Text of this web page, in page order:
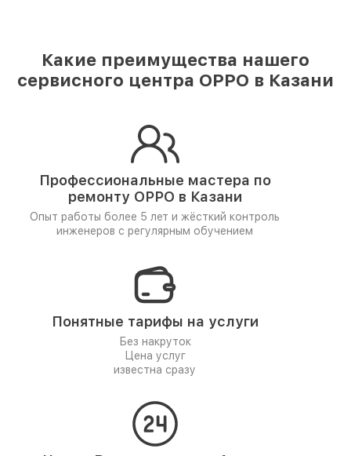
Какие преимущества нашего
сервисного центра OPPO в Казани
Профессиональные мастера по
ремонту OPPO в Казани
Опыт работы более 5 лет и жёсткий контроль
инженеров с регулярным обучением
Понятные тарифы на услуги
Без накруток
Цена услуг
известна сразу